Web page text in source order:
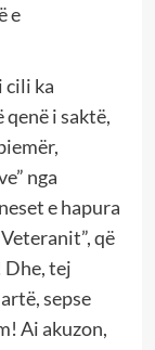
e
cili ka
qenë i saktë,
nga
e hapura
që
Dhe, tej
sepse
Ai akuzon,